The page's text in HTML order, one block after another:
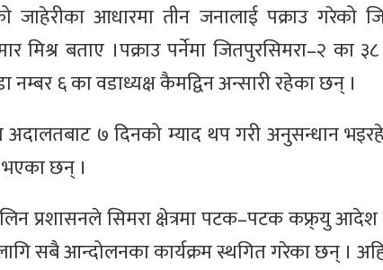
जाहेरीका आधारमा तीन जनालाई पक्राउ गरेको
मिश्र बताए ।पक्राउ पर्नेमा जितपुरसिमरा–२ का
नम्बर ६ का वडाध्यक्ष कैमद्विन अन्सारी रहेका छन् ।
७ दिनको म्याद थप गरी अनुसन्धान
छन् ।
लिन प्रशासनले सिमरा क्षेत्रमा पटक–पटक कफ्र्यु
सबै आन्दोलनका कार्यक्रम स्थगित गरेका छन् ।